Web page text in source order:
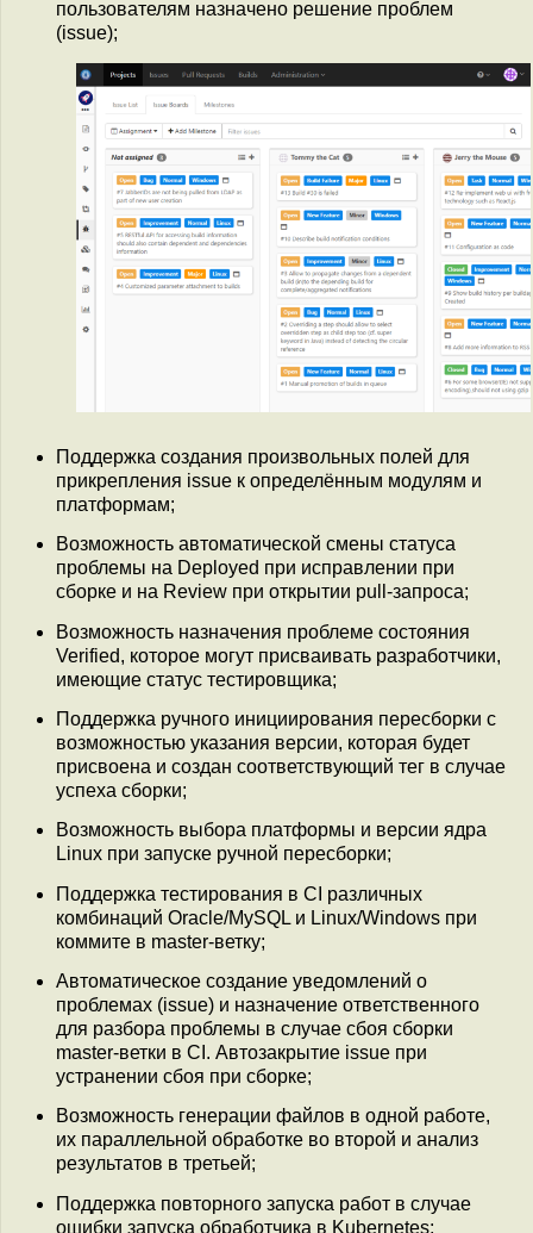
пользователям назначено решение проблем
(issue);
Поддержка создания произвольных полей для
прикрепления issue к определённым модулям и
платформам;
Возможность автоматической смены статуса
проблемы на Deployed при исправлении при
сборке и на Review при открытии pull-запроса;
Возможность назначения проблеме состояния
Verified, которое могут присваивать разработчики,
имеющие статус тестировщика;
Поддержка ручного инициирования пересборки с
возможностью указания версии, которая будет
присвоена и создан соответствующий тег в случае
успеха сборки;
Возможность выбора платформы и версии ядра
Linux при запуске ручной пересборки;
Поддержка тестирования в CI различных
комбинаций Oracle/MySQL и Linux/Windows при
коммите в master-ветку;
Автоматическое создание уведомлений о
проблемах (issue) и назначение ответственного
для разбора проблемы в случае сбоя сборки
master-ветки в CI. Автозакрытие issue при
устранении сбоя при сборке;
Возможность генерации файлов в одной работе,
их параллельной обработке во второй и анализ
результатов в третьей;
Поддержка повторного запуска работ в случае
ошибки запуска обработчика в Kubernetes;